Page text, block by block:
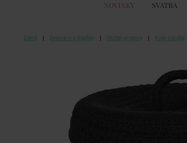
NOVINKY SVATBA
Domů Dekorace a doplňky Úložné prostory Koše a košíky